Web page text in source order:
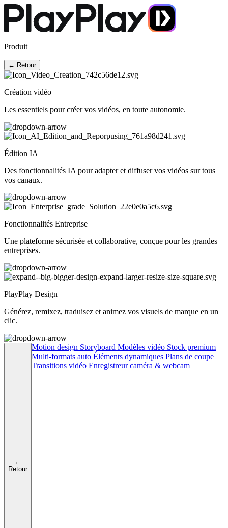
Produit
← Retour
Création vidéo
Les essentiels pour créer vos vidéos, en toute autonomie.
Édition IA
Des fonctionnalités IA pour adapter et diffuser vos vidéos sur tous
vos canaux.
Fonctionnalités Entreprise
Une plateforme sécurisée et collaborative, conçue pour les grandes
entreprises.
PlayPlay Design
Générez, remixez, traduisez et animez vos visuels de marque en un
clic.
←
Retour
Motion design Storyboard Modèles vidéo Stock premium
Multi-formats auto Éléments dynamiques Plans de coupe
Transitions vidéo Enregistreur caméra & webcam